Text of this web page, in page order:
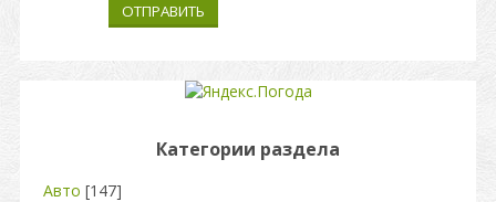
ОТПРАВИТЬ
Категории раздела
Авто [147]